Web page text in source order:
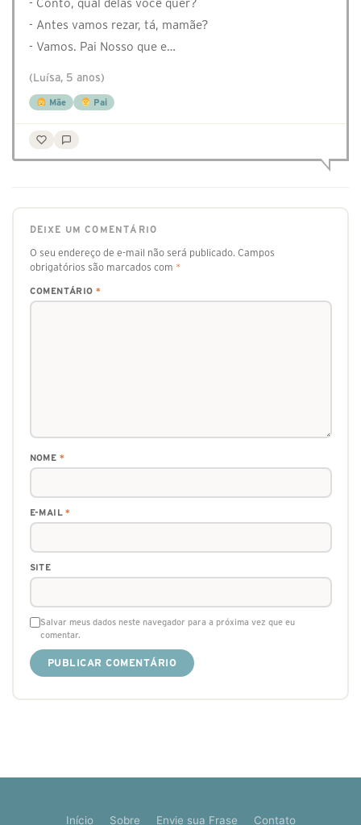
- Conto, qual delas você quer?
- Antes vamos rezar, tá, mamãe?
- Vamos. Pai Nosso que e…
(Luísa, 5 anos)
Mãe Pai
DEIXE UM COMENTÁRIO
O seu endereço de e-mail não será publicado. Campos
obrigatórios são marcados com *
COMENTÁRIO *
NOME *
E-MAIL*
SITE
Salvar meus dados neste navegador para a próxima vez que eu
comentar.
Início Sobre Envie sua Frase Contato